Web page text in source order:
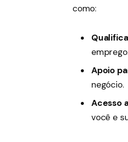
como:
Apoio
negócio.
Acesso
você e